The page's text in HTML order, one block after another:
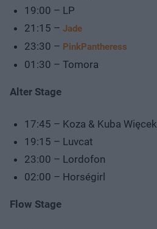
19:00 – LP
21:15 – Jade
23:30 – PinkPantheress
01:30 – Tomora
Alter Stage
17:45 – Koza & Kuba Więcek
19:15 – Luvcat
23:00 – Lordofon
02:00 – Horségirl
Flow Stage